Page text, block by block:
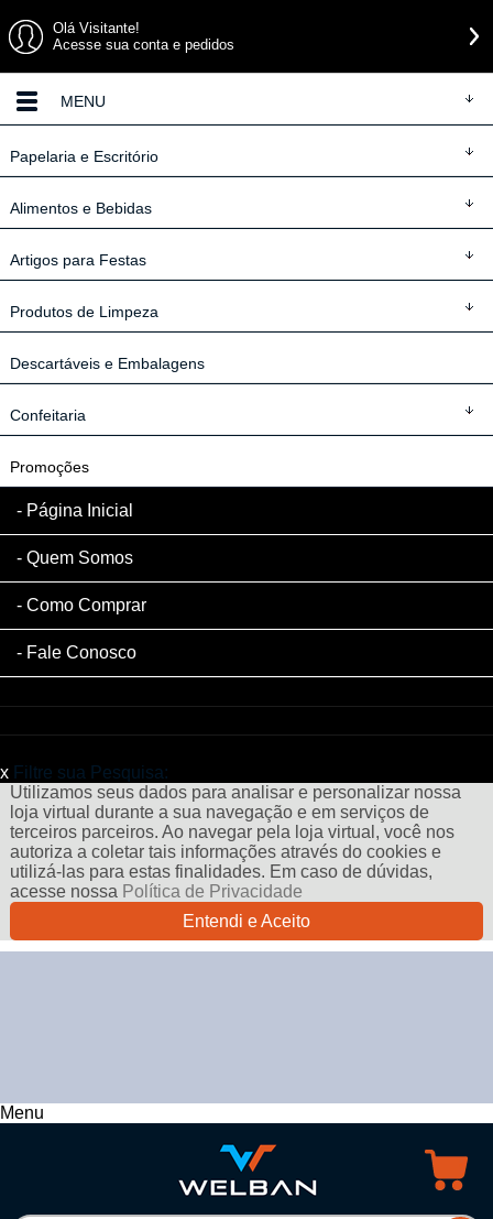
Olá Visitante!
Acesse sua conta e pedidos
MENU
Papelaria e Escritório
Alimentos e Bebidas
Artigos para Festas
Produtos de Limpeza
Descartáveis e Embalagens
Confeitaria
Promoções
Página Inicial
Quem Somos
Como Comprar
Fale Conosco
x Filtre sua Pesquisa:
Utilizamos seus dados para analisar e personalizar nossa
loja virtual durante a sua navegação e em serviços de
terceiros parceiros. Ao navegar pela loja virtual, você nos
autoriza a coletar tais informações através do cookies e
utilizá-las para estas finalidades. Em caso de dúvidas,
acesse nossa Política de Privacidade
Entendi e Aceito
Menu